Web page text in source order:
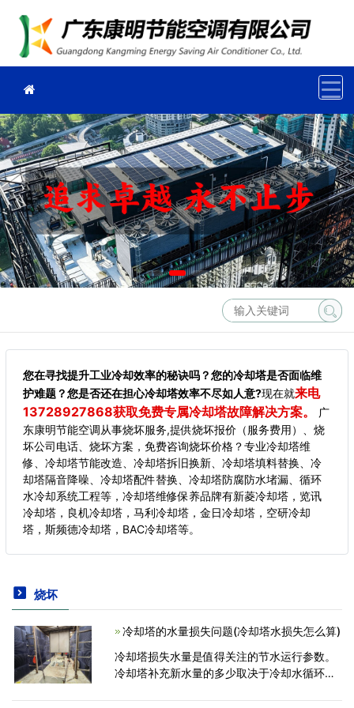
您在寻找提升工业冷却效率的秘诀吗？您的冷却塔是否面临维
护难题？您是否还在担心冷却塔效率不尽如人意?现在就来电
13728927868获取免费专属冷却塔故障解决方案。
广
东康明节能空调从事烧坏服务,提供烧坏报价（服务费用）、烧
坏公司电话、烧坏方案，免费咨询烧坏价格？专业冷却塔维
修、冷却塔节能改造、冷却塔拆旧换新、冷却塔填料替换、冷
却塔隔音降噪、冷却塔配件替换、冷却塔防腐防水堵漏、循环
水冷却系统工程等，冷却塔维修保养品牌有新菱冷却塔，览讯
冷却塔，良机冷却塔，马利冷却塔，金日冷却塔，空研冷却
塔，斯频德冷却塔，BAC冷却塔等。
烧坏
冷却塔的水量损失问题(冷却塔水损失怎么算)
冷却塔损失水量是值得关注的节水运行参数。
冷却塔补充新水量的多少取决于冷却水循环过